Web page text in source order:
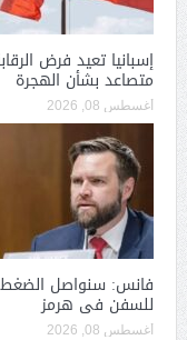
إسبانيا تعيد فرض
متصاعد بشأن الهجرة
أغسطس 08, 2026
فانس: سنواصل
للسفن فى هرمز
أغسطس 08, 2026